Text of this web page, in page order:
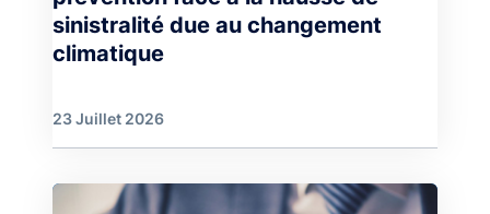
sinistralité due au changement
climatique
23 Juillet 2026
Image